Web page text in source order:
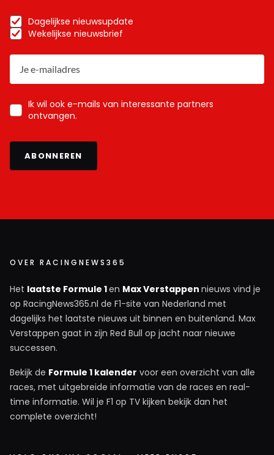
Dagelijkse nieuwsupdate
Wekelijkse nieuwsbrief
Ik wil ook e-mails van interessante partners
ontvangen.
ABONNEREN
OVER RACINGNEWS365
Het laatste Formule 1en Max Verstappen nieuws vind je
op RacingNews365.nl de F1-site van Nederland met
dagelijks het laatste nieuws uit binnen en buitenland. Max
Verstappen gaat in zijn Red Bull op jacht naar nieuwe
successen.
Bekijk de Formule 1 kalender voor een overzicht van alle
races, met uitgebreide informatie van de races en real-
time informatie. Wil je F1 op TV kijken bekijk dan het
complete overzicht!